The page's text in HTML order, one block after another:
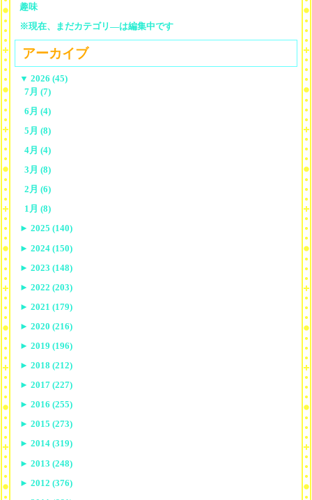
趣味
※現在、まだカテゴリ—は編集中です
アーカイブ
▼ 2026 (45)
7月 (7)
6月 (4)
5月 (8)
4月 (4)
3月 (8)
2月 (6)
1月 (8)
► 2025 (140)
► 2024 (150)
► 2023 (148)
► 2022 (203)
► 2021 (179)
► 2020 (216)
► 2019 (196)
► 2018 (212)
► 2017 (227)
► 2016 (255)
► 2015 (273)
► 2014 (319)
► 2013 (248)
► 2012 (376)